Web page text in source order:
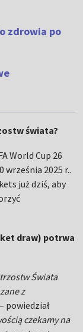
zdrowia po
świata?
World Cup 26
września 2025 r..
już dziś, aby
draw) potrwa
Świata
z
powiedział
czekamy na